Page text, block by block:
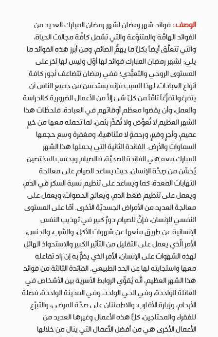
الوصف : فوائد شهر رمضان لشهر رمضان المبارك العديد من
الفوائد الهامَّة والمتنوّعة والتي تشمل كافّة مجالات الحياة،
والتي تتعلَّق أيضاً بكلِّ ما يهمُّ الصائم، ومن أبرز هذه الفوائد ما
يلي: لشهر رمضان المبارك فوائد لها أوّل وليس لها آخر على
المستوى الروحي والتعبُّدي؛ ففي رمضان تتضاعف أجور كافة
أنواع العبادات، لهذا السبب فإنه يستحسن من جميع الناس أن
يتفرغوا تفرُّغاً تامَّاً من كلِّ شئ إلَّا من الأعمال الضرورية كالدراسة
والعمل، وأن يقضوا معظم أوقاتهم في العبادة، فلحظات هذا
الشهر العظيم لا تُعوَّض ولا تُقدَّر بثمن، لما تحمله معها من خيرٍ
عميمٍ، وأجرٍ وفيرٍ، ورحمةٍ لا متناهية، ومغفرة وسع حجمها
السماوات والأرض. الفائدة الثانية التي يحملها هذا الشهر
المبارك معه هي الفائدة الصحيَّة، فالصيام وبحسب المختصين
يُحسِّن من صِحَّة الإنسان، حيث يساعد الصيام على معالجة
التهابات المعدة، كما ويساعد على تنظيم نسبة السكر في الدم،
ويعمل على تنظيم ضغط الدم، ويعالج الحصوات، ويعمل على
معالجة العديد من الأمراض الجسديّة الأخرى. أمّا على المستوى
النفسي للإنسان، فإنَّ للصيام دورٌ كبير في تهذيب النفس
الإنسانية عن طريق منعها عن شهوات الأكل، والشرب، والجنس،
الأمر الّذي يعمل على التقليل من التأثير الكبير والاستحواذ الهائل
لهذه الشهوات على الإنسان، الأمر الذي يضرُّ به إن زاد تفاعله
معها واستجابته لها عن الحد الطبيعي. الفائدة الثالثة من فوائد
هذا الشهر العظيم، أنَّه يُقوِّي الروابط الأسرية بين الأشخاص في
العائلة الواحدة، وفي الحي الواحد، وفي المدينة الواحدة، فصلة
الأرحام، وزيارة الأقارب، والاطمئنان على صحّة المرضى، والتبرّع
للفقراء والمحتاجين، كلُّ هذه الأعمال وغيرها العديد من
الأعمال الأخرى هي من أفضل الأعمال التي ينال من خلالها